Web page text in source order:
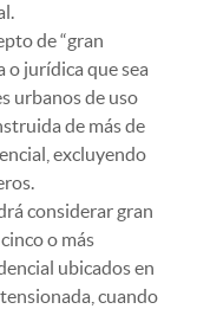
de “gran
o jurídica que sea
urbanos de uso
de más de
excluyendo
considerar gran
o más
ubicados en
cuando